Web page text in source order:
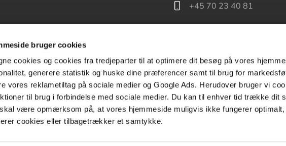
bruger cookies
cookies og cookies fra tredjeparter til at optimere dit besøg på vores
generere statistik og huske dine præferencer samt til brug for
vores reklametiltag på sociale medier og Google Ads. Herudover bruger vi
til brug i forbindelse med sociale medier. Du kan til enhver tid trække dit
være opmærksom på, at vores hjemmeside muligvis ikke fungerer
cookies eller tilbagetrækker et samtykke.
+45 70 23 40 81
Kontakt receptionen
+45 70 24 00 00